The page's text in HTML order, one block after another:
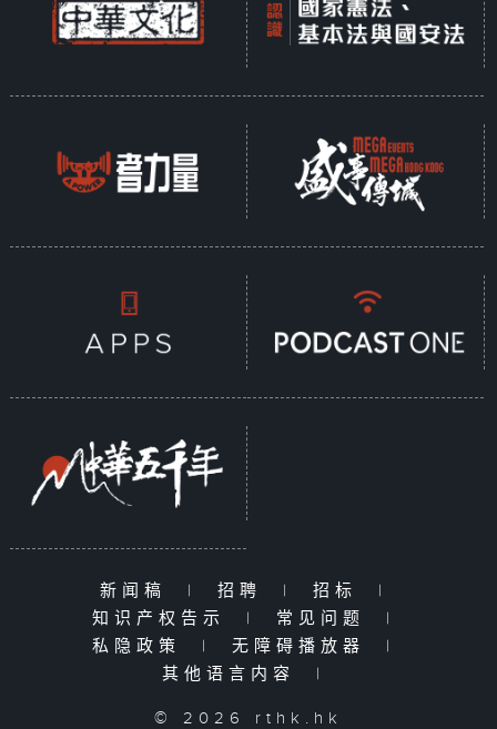
新闻稿 | 招聘 | 招标
|
知识产权告示
| 常见问题
|
私隐政策
| 无障碍播放器
|
其他语言内容
|
© 2026 rthk.hk